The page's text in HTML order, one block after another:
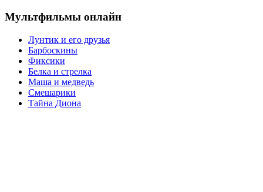
Мультфильмы онлайн
Лунтик и его друзья
Барбоскины
Фиксики
Белка и стрелка
Маша и медведь
Смешарики
Тайна Диона